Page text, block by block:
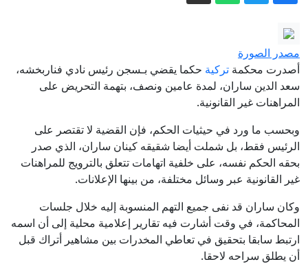
منها الأطباء؟
بلغاريا تستدعي سفيرة أوكرانيا إثر انفجار
نائب أمريكي: اتفاقية السعودية وتركيا
وباكستان إنجاز يحسب لترامب
الشرطة البريطانية تحقق مع مؤسسة
خيرية بسبب صلات مزعومة بـ"حماس"
إيران مباشر.. اتفاق وشيك بين طهران
ومسقط والحرس الثوري يشترط لفتح
هرمز
مصدر الصورة
أصدرت محكمة تركية حكما يقضي بـسجن رئيس ⁠نادي فناربخشه،
سعد الدين ساران، لمدة عامين ونصف، بتهمة التحريض على
المراهنات غير القانونية.
وبحسب ما ورد في حيثيات الحكم، فإن القضية لا تقتصر على
الرئيس فقط، بل شملت أيضا شقيقه كينان ساران، الذي صدر
بحقه الحكم نفسه، على خلفية اتهامات تتعلق بالترويج للمراهنات
غير القانونية عبر وسائل مختلفة، من بينها الإعلانات.
وكان ساران قد نفى جميع التهم المنسوبة إليه خلال جلسات
المحاكمة، في وقت أشارت فيه تقارير إعلامية محلية إلى أن اسمه
ارتبط سابقا بتحقيق في تعاطي المخدرات بين مشاهير أتراك قبل
أن يطلق سراحه لاحقا.